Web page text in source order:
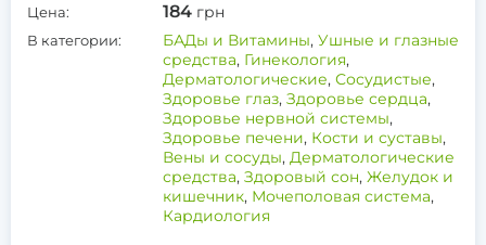
Цена: 184 грн
В категории: БАДы и Витамины, Ушные и глазные
средства, Гинекология,
Дерматологические, Сосудистые,
Здоровье глаз, Здоровье сердца,
Здоровье нервной системы,
Здоровье печени, Кости и суставы,
Вены и сосуды, Дерматологические
средства, Здоровый сон, Желудок и
кишечник, Мочеполовая система,
Кардиология